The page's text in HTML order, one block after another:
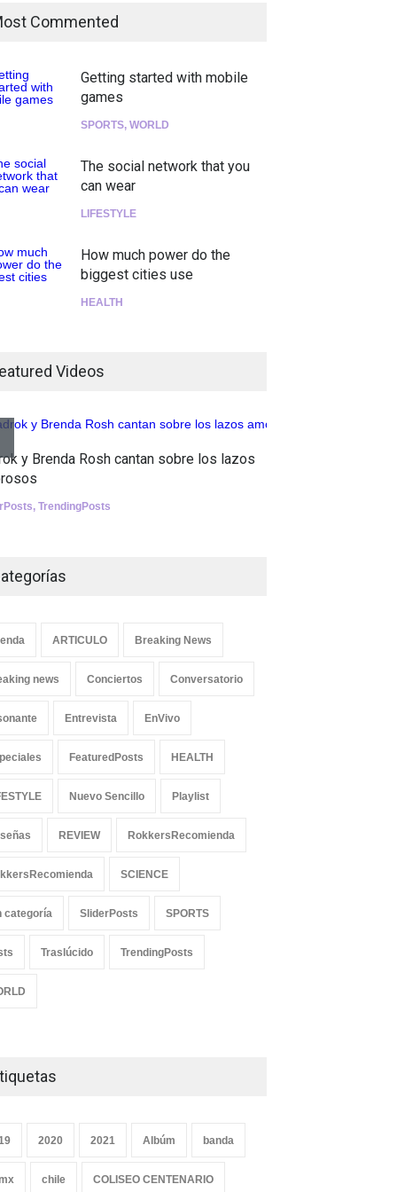
"Pogo Rodeo" lo Peces Raros anuncia show en
Commented
Getting started with mobile
games
SPORTS, WORLD
The social network that you
can wear
LIFESTYLE
How much power do the
biggest cities use
HEALTH
Nuclear fusion closer to
SCIENCE
Videos
y Brenda Rosh cantan sobre los lazos
, TrendingPosts
ARTICULO Breaking News
news Conciertos Conversatorio
Entrevista EnVivo
FeaturedPosts HEALTH
Nuevo Sencillo Playlist
REVIEW RokkersRecomienda
SCIENCE
categoría SliderPosts SPORTS
Traslúcido TrendingPosts
2020 2021 Albúm banda
chile COLISEO CENTENARIO